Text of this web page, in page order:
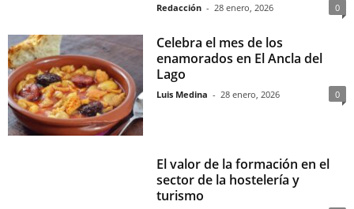
Redacción - 28 enero, 2026 0
Celebra el mes de los
enamorados en El Ancla del
Lago
Luis Medina - 28 enero, 2026 0
El valor de la formación en el
sector de la hostelería y
turismo